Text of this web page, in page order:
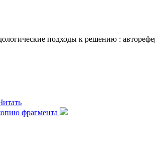
подходы к решению :
фрагмента